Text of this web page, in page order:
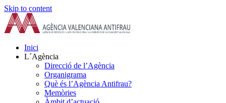
Skip to content
Inici
L´Agència
Direcció de l’Agència
Organigrama
Què és l’Agència Antifrau?
Memòries